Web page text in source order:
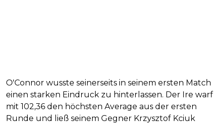
O'Connor wusste seinerseits in seinem ersten Match
einen starken Eindruck zu hinterlassen. Der Ire warf
mit 102,36 den höchsten Average aus der ersten
Runde und ließ seinem Gegner Krzysztof Kciuk